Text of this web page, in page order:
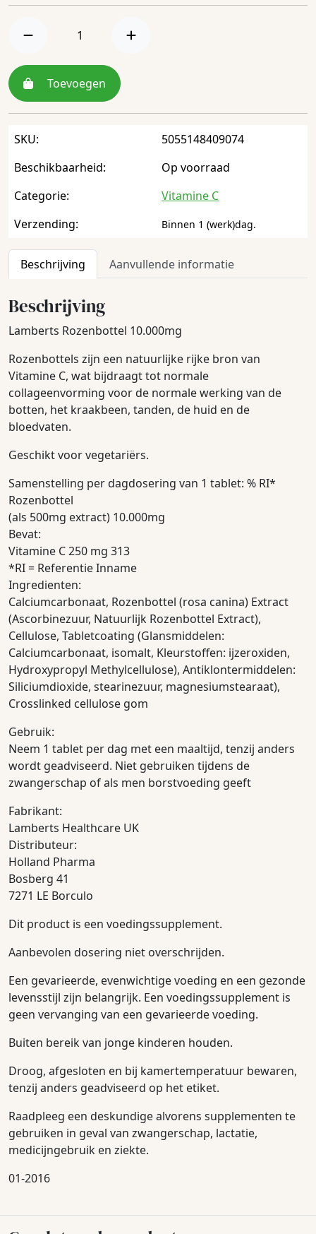
Toevoegen
SKU:
5055148409074
Beschikbaarheid:
Op voorraad
Categorie:
Vitamine C
Verzending:
Binnen 1 (werk)dag.
Beschrijving Aanvullende informatie
Beschrijving
Lamberts Rozenbottel 10.000mg
Rozenbottels zijn een natuurlijke rijke bron van
Vitamine C, wat bijdraagt tot normale
collageenvorming voor de normale werking van de
botten, het kraakbeen, tanden, de huid en de
bloedvaten.
Geschikt voor vegetariërs.
Samenstelling per dagdosering van 1 tablet: % RI*
Rozenbottel
(als 500mg extract) 10.000mg
Bevat:
Vitamine C 250 mg 313
*RI = Referentie Inname
Ingredienten:
Calciumcarbonaat, Rozenbottel (rosa canina) Extract
(Ascorbinezuur, Natuurlijk Rozenbottel Extract),
Cellulose, Tabletcoating (Glansmiddelen:
Calciumcarbonaat, isomalt, Kleurstoffen: ijzeroxiden,
Hydroxypropyl Methylcellulose), Antiklontermiddelen:
Siliciumdioxide, stearinezuur, magnesiumstearaat),
Crosslinked cellulose gom
Gebruik:
Neem 1 tablet per dag met een maaltijd, tenzij anders
wordt geadviseerd. Niet gebruiken tijdens de
zwangerschap of als men borstvoeding geeft
Fabrikant:
Lamberts Healthcare UK
Distributeur:
Holland Pharma
Bosberg 41
7271 LE Borculo
Dit product is een voedingssupplement.
Aanbevolen dosering niet overschrijden.
Een gevarieerde, evenwichtige voeding en een gezonde
levensstijl zijn belangrijk. Een voedingssupplement is
geen vervanging van een gevarieerde voeding.
Buiten bereik van jonge kinderen houden.
Droog, afgesloten en bij kamertemperatuur bewaren,
tenzij anders geadviseerd op het etiket.
Raadpleeg een deskundige alvorens supplementen te
gebruiken in geval van zwangerschap, lactatie,
medicijngebruik en ziekte.
01-2016